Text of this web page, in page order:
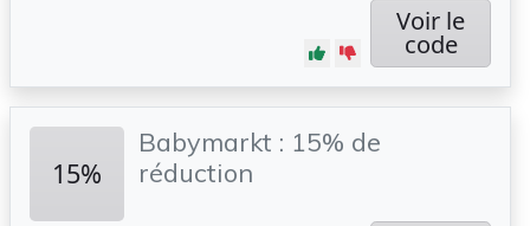
Voir le
code
15%
Babymarkt : 15% de
réduction